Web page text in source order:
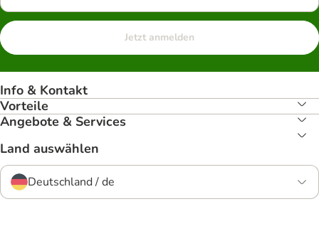
Jetzt anmelden
Info & Kontakt
Vorteile
Angebote & Services
Land auswählen
Deutschland / de